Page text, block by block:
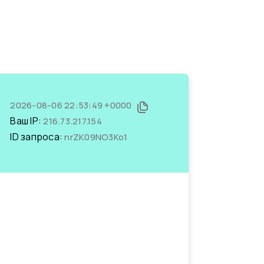
2026-08-06 22:53:49 +0000
Ваш IP:216.73.217.154
ID запроса:nrZK09NO3Ko1